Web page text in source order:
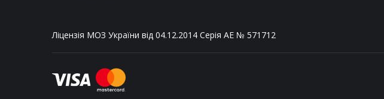
Ліцензія МОЗ України від 04.12.2014 Серія АЕ № 571712